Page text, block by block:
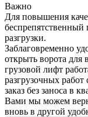
Важно
Для повышения
разгрузки.
Заблаговременно
открыть ворота для
грузовой лифт
разгрузочных работ
заказ без заноса в
Вами мы можем
вновь в другой